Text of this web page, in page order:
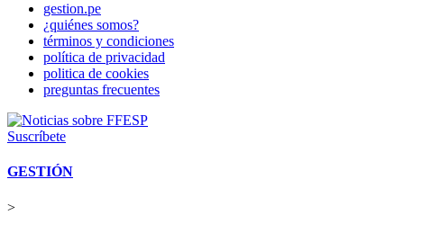
gestion.pe
¿quiénes somos?
términos y condiciones
política de privacidad
politica de cookies
preguntas frecuentes
Suscríbete
GESTIÓN
>